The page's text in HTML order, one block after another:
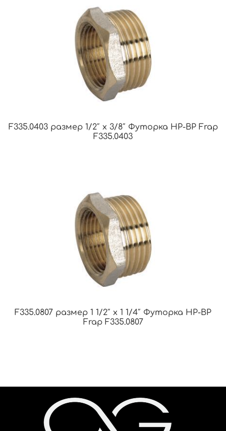
F335.0403 размер 1/2″ x 3/8″ Футорка НР-ВР Frap
F335.0403
F335.0807 размер 1 1/2″ x 1 1/4″ Футорка НР-ВР
Frap F335.0807